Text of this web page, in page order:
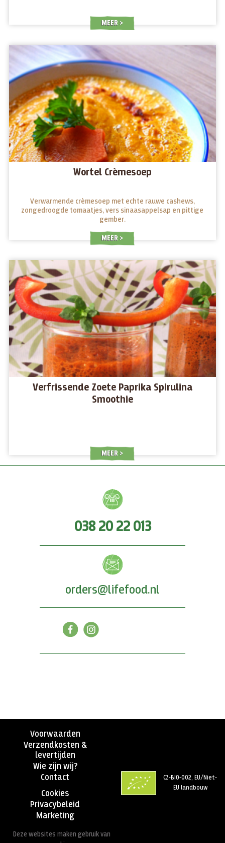
MEER
Wortel Crèmesoep
Verwarmende crèmesoep met echte rauwe cashews,
zongedroogde tomaatjes, vers sinaasappelsap en pittige
gember.
MEER
Verfrissende Zoete Paprika Spirulina
Smoothie
MEER
038 20 22 013
orders@lifefood.nl
Voorwaarden
Verzendkosten &
levertijden
Wie zijn wij?
Contact
Cookies
Privacybeleid
Marketing
Deze websites maken gebruik van
CZ-BIO-002, EU/Niet-
EU landbouw